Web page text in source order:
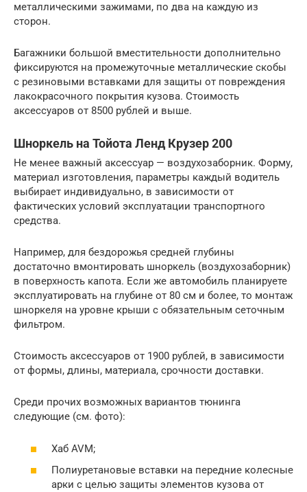
металлическими зажимами, по два на каждую из
сторон.
Багажники большой вместительности дополнительно
фиксируются на промежуточные металлические скобы
с резиновыми вставками для защиты от повреждения
лакокрасочного покрытия кузова. Стоимость
аксессуаров от 8500 рублей и выше.
Шноркель на Тойота Ленд Крузер 200
Не менее важный аксессуар — воздухозаборник. Форму,
материал изготовления, параметры каждый водитель
выбирает индивидуально, в зависимости от
фактических условий эксплуатации транспортного
средства.
Например, для бездорожья средней глубины
достаточно вмонтировать шноркель (воздухозаборник)
в поверхность капота. Если же автомобиль планируете
эксплуатировать на глубине от 80 см и более, то монтаж
шноркеля на уровне крыши с обязательным сеточным
фильтром.
Стоимость аксессуаров от 1900 рублей, в зависимости
от формы, длины, материала, срочности доставки.
Среди прочих возможных вариантов тюнинга
следующие (см. фото):
Хаб AVM;
Полиуретановые вставки на передние колесные
арки с целью защиты элементов кузова от